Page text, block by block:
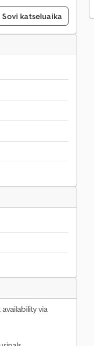
Sovi katseluaika
via